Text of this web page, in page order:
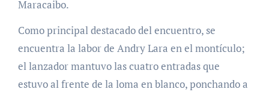
Maracaibo.
Como principal destacado del encuentro, se
encuentra la labor de Andry Lara en el montículo;
el lanzador mantuvo las cuatro entradas que
estuvo al frente de la loma en blanco, ponchando a